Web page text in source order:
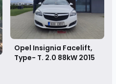
Opel Insignia Facelift,
Type- T. 2.0 88kW 2015